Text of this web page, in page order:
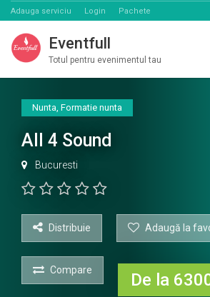
Adauga serviciu Login Pachete
Eventfull
Totul pentru evenimentul tau
Nunta, Formatie nunta
All 4 Sound
Bucuresti
Distribuie Adaugă la
Compare De la